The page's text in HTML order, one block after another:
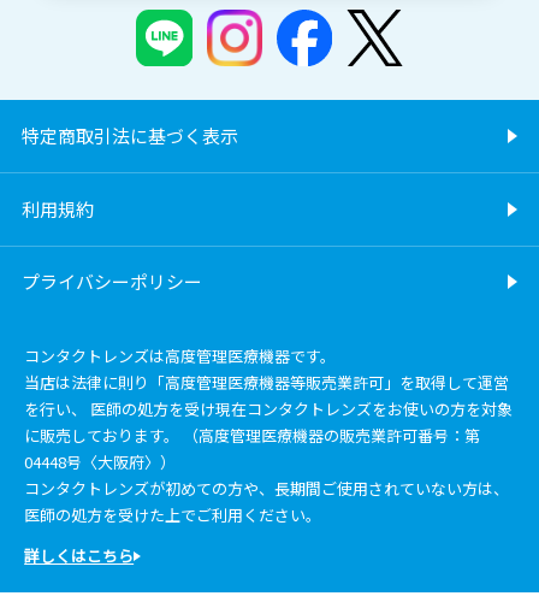
特定商取引法に基づく表示
利用規約
プライバシーポリシー
コンタクトレンズは高度管理医療機器です。
当店は法律に則り「高度管理医療機器等販売業許可」を取得して運営
を行い、 医師の処方を受け現在コンタクトレンズをお使いの方を対象
に販売しております。 （高度管理医療機器の販売業許可番号：第
04448号〈大阪府〉）
コンタクトレンズが初めての方や、長期間ご使用されていない方は、
医師の処方を受けた上でご利用ください。
詳しくはこちら